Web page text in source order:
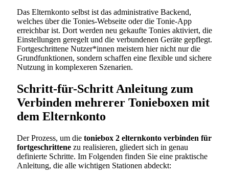
Das Elternkonto selbst ist das administrative Backend,
welches über die Tonies-Webseite oder die Tonie-App
erreichbar ist. Dort werden neu gekaufte Tonies aktiviert, die
Einstellungen geregelt und die verbundenen Geräte gepflegt.
Fortgeschrittene Nutzer*innen meistern hier nicht nur die
Grundfunktionen, sondern schaffen eine flexible und sichere
Nutzung in komplexeren Szenarien.
Schritt-für-Schritt Anleitung zum
Verbinden mehrerer Tonieboxen mit
dem Elternkonto
Der Prozess, um die toniebox 2 elternkonto verbinden für
fortgeschrittene zu realisieren, gliedert sich in genau
definierte Schritte. Im Folgenden finden Sie eine praktische
Anleitung, die alle wichtigen Stationen abdeckt: